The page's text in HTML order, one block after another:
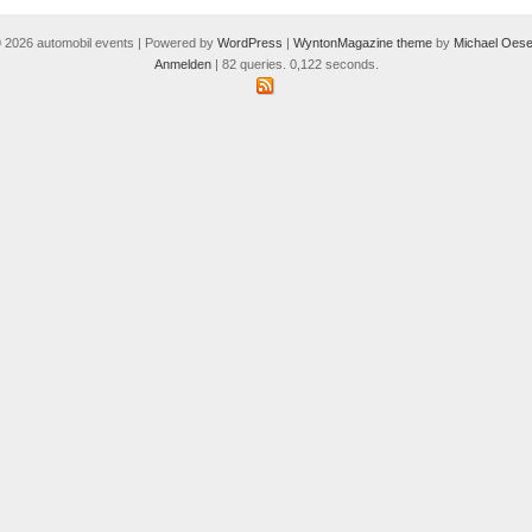
2026 automobil events | Powered by WordPress | WyntonMagazine theme by Michael
Anmelden| 82 queries. 0,122 seconds.